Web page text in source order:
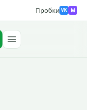
Пробки VK M